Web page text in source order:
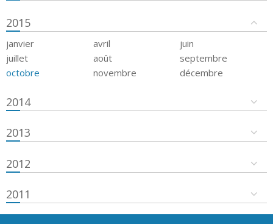
2015
janvier avril
juin
juillet
août
septembre
octobre
novembre décembre
2014
2013
2012
2011